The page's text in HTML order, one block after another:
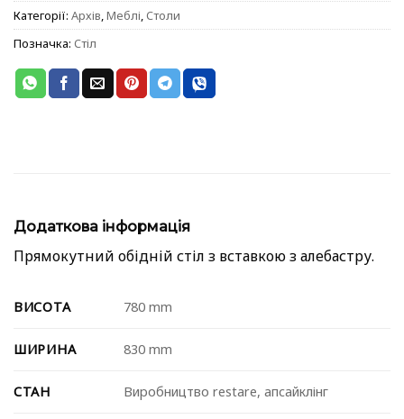
Категорії: Архів,Меблі,Столи
Позначка: Стіл
Додаткова інформація
Прямокутний обідній стіл з вставкою з алебастру.
ВИСОТА 780 mm
ШИРИНА 830 mm
СТАН Виробництво restare, апсайклінг